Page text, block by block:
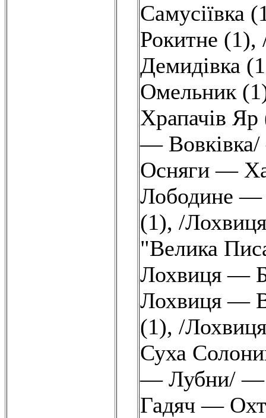
Самусіївка
Рокитне (1),
Демидівка
Омельник
Храпачів Яр
—
Осняги —
Лободине —
(1), /
"Велика
Лохвиця —
Лохвиця —
(1), /
Суха
— Лубни/ —
Гадяч —